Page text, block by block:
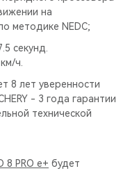
на
методике NEDC;
секунд.
ч.
8 лет уверенности
- 3 года гарантии
технической
8 PRO e+ будет